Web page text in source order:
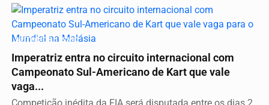
AUTOMOBILISMO
Imperatriz entra no circuito internacional com
Campeonato Sul-Americano de Kart que vale
vaga...